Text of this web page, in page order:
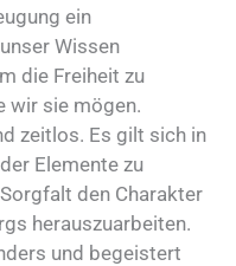
ein
Wissen
die Freiheit zu
wir sie mögen.
zeitlos. Es gilt sich in
Elemente zu
den Charakter
herauszuarbeiten.
und begeistert